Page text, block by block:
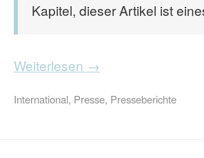
Kapitel, dieser Artikel ist
Weiterlesen →
International, Presse, Presseberichte